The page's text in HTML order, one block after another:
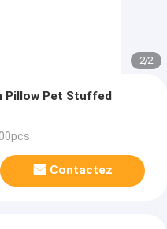
2/2
Pillow Pet Stuffed
Contactez